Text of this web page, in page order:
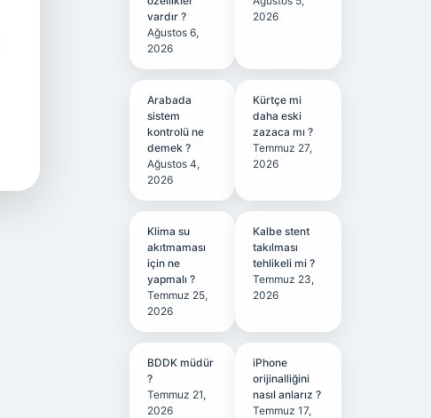
vardır ?
Ağustos 6,
2026
2026
Arabada
sistem
kontrolü ne
demek ?
Ağustos 4,
2026
Kürtçe mi
daha eski
zazaca mı ?
Temmuz 27,
2026
Klima su
akıtmaması
için ne
yapmalı ?
Temmuz 25,
2026
Kalbe stent
takılması
tehlikeli mi ?
Temmuz 23,
2026
BDDK müdür
?
Temmuz 21,
2026
iPhone
orijinalliğini
nasıl anlarız ?
Temmuz 17,